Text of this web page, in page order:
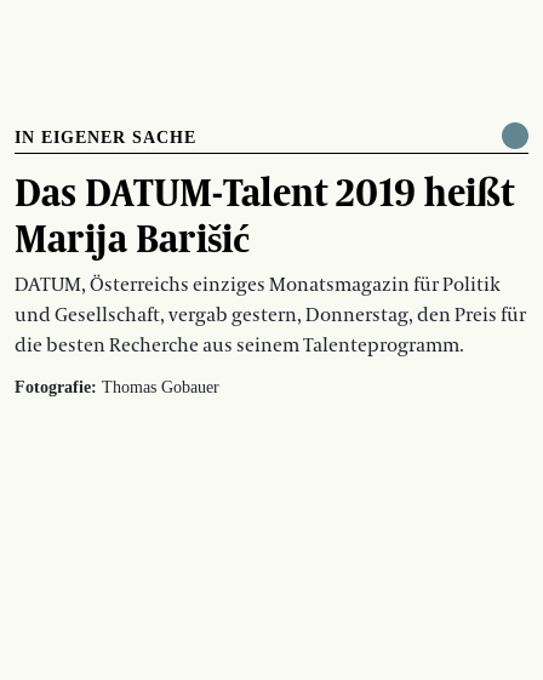
IN EIGENER SACHE
Das DATUM-Talent 2019 heißt
Marija Barišić
DATUM, Österreichs einziges Monatsmagazin für Politik
und Gesellschaft, vergab gestern, Donnerstag, den Preis für
die besten Recherche aus seinem Talenteprogramm.
Fotografie: Thomas Gobauer